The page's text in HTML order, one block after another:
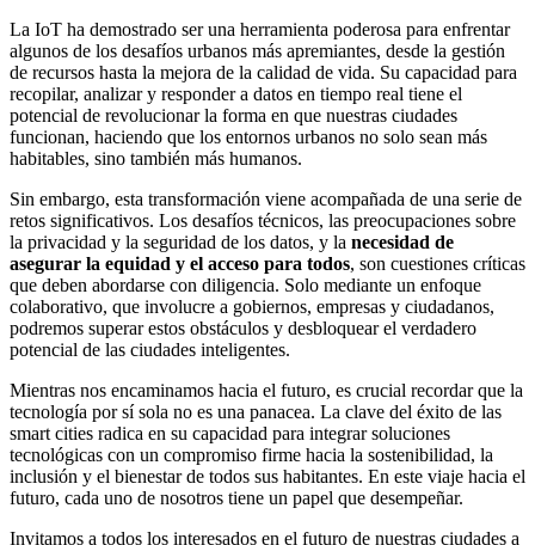
La IoT ha demostrado ser una herramienta poderosa para enfrentar
algunos de los desafíos urbanos más apremiantes, desde la gestión
de recursos hasta la mejora de la calidad de vida. Su capacidad para
recopilar, analizar y responder a datos en tiempo real tiene el
potencial de revolucionar la forma en que nuestras ciudades
funcionan, haciendo que los entornos urbanos no solo sean más
habitables, sino también más humanos.
Sin embargo, esta transformación viene acompañada de una serie de
retos significativos. Los desafíos técnicos, las preocupaciones sobre
la privacidad y la seguridad de los datos, y la necesidad de
asegurar la equidad y el acceso para todos, son cuestiones críticas
que deben abordarse con diligencia. Solo mediante un enfoque
colaborativo, que involucre a gobiernos, empresas y ciudadanos,
podremos superar estos obstáculos y desbloquear el verdadero
potencial de las ciudades inteligentes.
Mientras nos encaminamos hacia el futuro, es crucial recordar que la
tecnología por sí sola no es una panacea. La clave del éxito de las
smart cities radica en su capacidad para integrar soluciones
tecnológicas con un compromiso firme hacia la sostenibilidad, la
inclusión y el bienestar de todos sus habitantes. En este viaje hacia el
futuro, cada uno de nosotros tiene un papel que desempeñar.
Invitamos a todos los interesados en el futuro de nuestras ciudades a